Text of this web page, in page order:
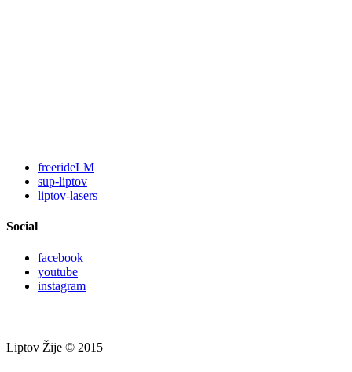
freerideLM
sup-liptov
liptov-lasers
Social
facebook
youtube
instagram
Liptov Žije © 2015